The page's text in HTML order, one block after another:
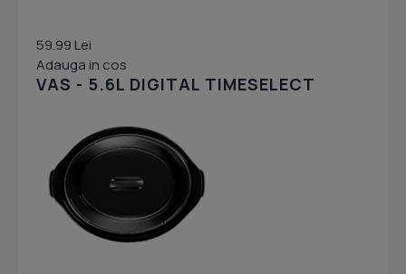
59.99 Lei
Adauga in cos
VAS - 5.6L DIGITAL TIMESELECT